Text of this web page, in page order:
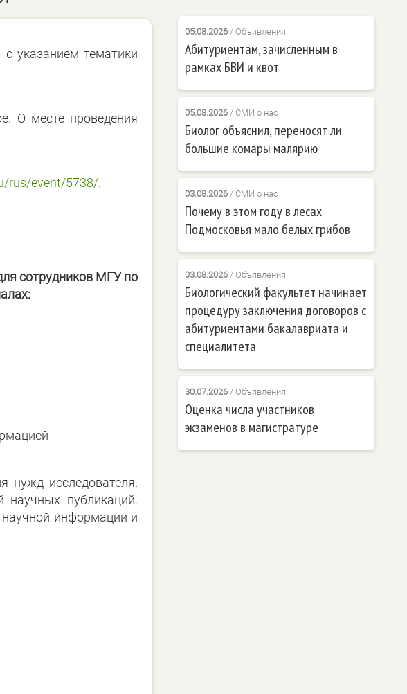
указанием тематики
О месте проведения
rus/event/5738/.
сотрудников МГУ по
исследователя.
публикаций.
информации и
05.08.2026/ Объявления
Абитуриентам, зачисленным в
рамках БВИ и квот
05.08.2026/ СМИ о нас
Биолог объяснил, переносят ли
большие комары малярию
03.08.2026/ СМИ о нас
Почему в этом году в лесах
Подмосковья мало белых грибов
03.08.2026/ Объявления
Биологический факультет начинает
процедуру заключения договоров с
абитуриентами бакалавриата и
специалитета
30.07.2026/ Объявления
Оценка числа участников
экзаменов в магистратуре